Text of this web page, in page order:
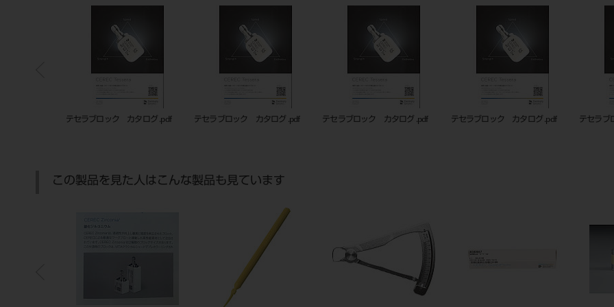
テセラブロック カタログ .pdf テセラブロック カタログ .pdf テセラブロック カタログ .pdf テセラブロック カタログ .pdf
この製品を見た人はこんな製品も見ています